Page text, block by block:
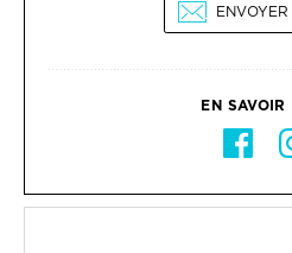
EN SAVOIR